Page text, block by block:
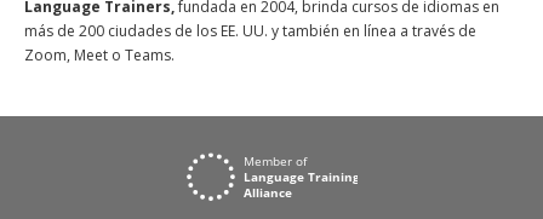
Language Trainers,fundada en 2004, brinda cursos de idiomas en
más de 200 ciudades de los EE. UU. y también en línea a través de
Zoom, Meet o Teams.